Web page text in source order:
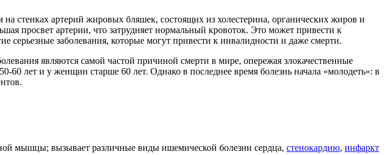
стенках артерий жировых бляшек, состоящих из холестерина, органических жиров и
просвет артерии, что затрудняет нормальный кровоток. Это может привести к
заболевания, которые могут привести к инвалидности и даже смерти.
являются самой частой причиной смерти в мире, опережая злокачественные
60 лет и у женщин старше 60 лет. Однако в последнее время болезнь начала «молодеть»: в
мышцы; вызывает различные виды ишемической болезни сердца, стенокардию, инфаркт